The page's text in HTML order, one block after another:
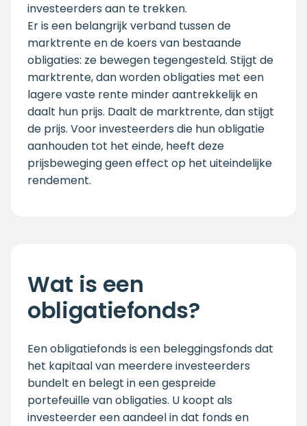
investeerders aan te trekken.
Er is een belangrijk verband tussen de
marktrente en de koers van bestaande
obligaties: ze bewegen tegengesteld. Stijgt de
marktrente, dan worden obligaties met een
lagere vaste rente minder aantrekkelijk en
daalt hun prijs. Daalt de marktrente, dan stijgt
de prijs. Voor investeerders die hun obligatie
aanhouden tot het einde, heeft deze
prijsbeweging geen effect op het uiteindelijke
rendement.
Wat is een
obligatiefonds?
Een obligatiefonds is een beleggingsfonds dat
het kapitaal van meerdere investeerders
bundelt en belegt in een gespreide
portefeuille van obligaties. U koopt als
investeerder een aandeel in dat fonds en